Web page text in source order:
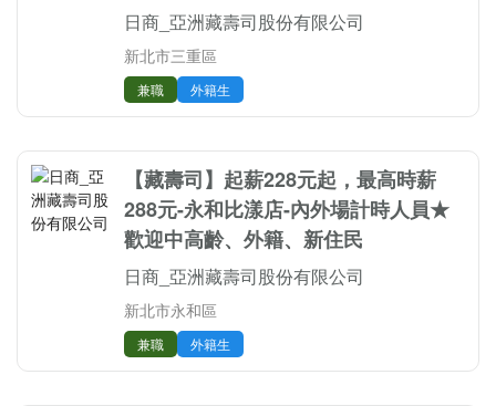
日商_亞洲藏壽司股份有限公司
新北市三重區
兼職 外籍生
【藏壽司】起薪228元起，最高時薪
288元-永和比漾店-內外場計時人員★
歡迎中高齡、外籍、新住民
日商_亞洲藏壽司股份有限公司
新北市永和區
兼職 外籍生